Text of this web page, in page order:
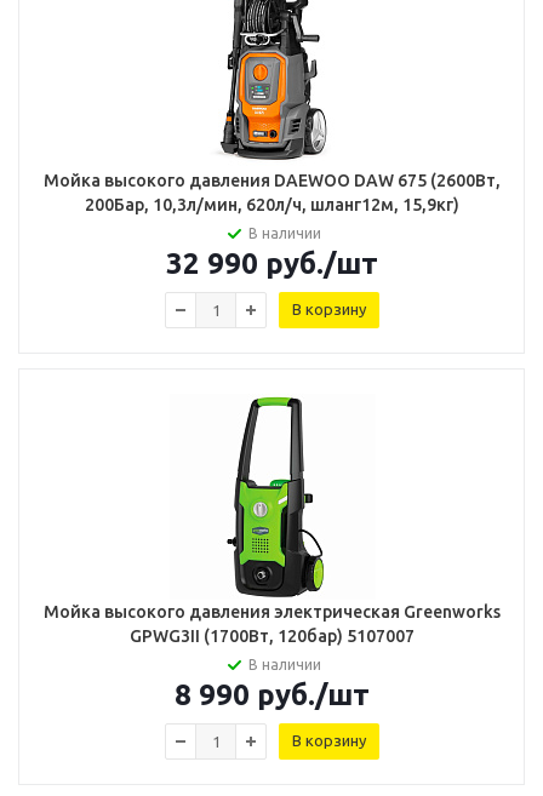
Мойка высокого давления DAEWOO DAW 675 (2600Вт,
200Бар, 10,3л/мин, 620л/ч, шланг12м, 15,9кг)
В наличии
32 990 руб./шт
В корзину
Мойка высокого давления электрическая Greenworks
GPWG3II (1700Вт, 120бар) 5107007
В наличии
8 990 руб./шт
В корзину